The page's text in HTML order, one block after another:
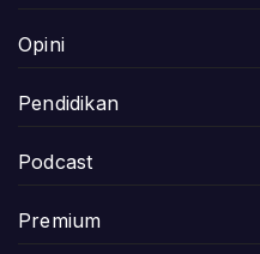
Opini
Pendidikan
Podcast
Premium